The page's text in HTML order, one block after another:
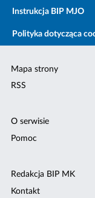
Instrukcja BIP MJO
Polityka dotycząca
Mapa strony
RSS
O serwisie
Pomoc
Redakcja BIP MK
Kontakt